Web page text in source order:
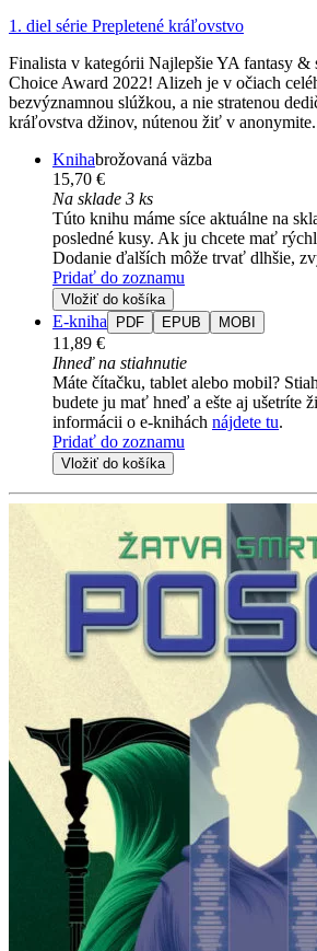
1. diel série Prepletené kráľovstvo
Finalista v kategórii Najlepšie YA fantasy &
Choice Award 2022! Alizeh je v očiach
bezvýznamnou slúžkou, a nie stratenou
kráľovstva džinov, nútenou žiť v
Knihabrožovaná väzba
15,70 €
Na sklade 3 ks
Túto knihu máme síce aktuálne na
posledné kusy. Ak ju chcete mať
Dodanie ďalších môže trvať dlhšie,
Pridať do zoznamu
Vložiť do košíka
E-kniha PDF EPUB MOBI
11,89 €
Ihneď na stiahnutie
Máte čítačku, tablet alebo mobil?
budete ju mať hneď a ešte aj ušetríte
informácii o e-knihách nájdete tu.
Pridať do zoznamu
Vložiť do košíka